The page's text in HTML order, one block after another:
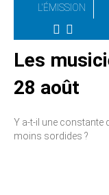
L'ÉMISSION
Les
28 août
Y a-t-il une constante
moins sordides ?